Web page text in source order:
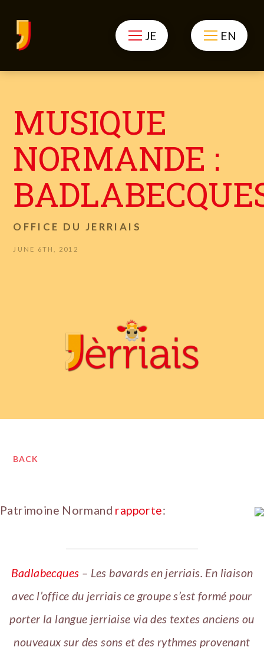
JE EN
MUSIQUE
NORMANDE :
OFFICE DU JERRIAIS
JUNE 6TH, 2012
BACK
Patrimoine Normand rapporte:
Badlabecques – Les bavards en jerriais. En liaison
avec l’office du jerriais ce groupe s’est formé pour
porter la langue jerriaise via des textes anciens ou
nouveaux sur des sons et des rythmes provenant